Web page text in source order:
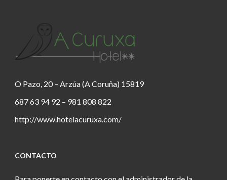
O Pazo, 20 – Arzúa (A Coruña) 15819
687 63 94 92 – 981 808 822
http://www.hotelacuruxa.com/
CONTACTO